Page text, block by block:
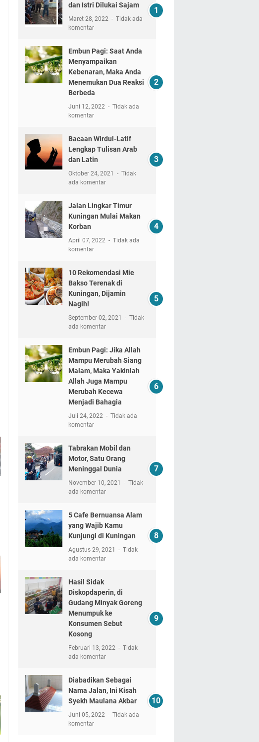
dan Istri Dilukai Sajam
Maret 28, 2022
Tidak ada
komentar
Embun Pagi: Saat Anda
Menyampaikan
Kebenaran, Maka Anda
Menemukan Dua Reaksi
Berbeda
Juni 12, 2022
Tidak ada
komentar
Bacaan Wirdul-Latif
Lengkap Tulisan Arab
dan Latin
Oktober 24, 2021
Tidak
ada komentar
Jalan Lingkar Timur
Kuningan Mulai Makan
Korban
April 07, 2022
Tidak ada
komentar
10 Rekomendasi Mie
Bakso Terenak di
Kuningan, Dijamin
Nagih!
September 02, 2021
Tidak
ada komentar
Embun Pagi: Jika Allah
Mampu Merubah Siang
Malam, Maka Yakinlah
Allah Juga Mampu
Merubah Kecewa
Menjadi Bahagia
Juli 24, 2022
Tidak ada
komentar
Tabrakan Mobil dan
Motor, Satu Orang
Meninggal Dunia
November 10, 2021
Tidak
ada komentar
5 Cafe Bernuansa Alam
yang Wajib Kamu
Kunjungi di Kuningan
Agustus 29, 2021
Tidak
ada komentar
Hasil Sidak
Diskopdaperin, di
Gudang Minyak Goreng
Menumpuk ke
Konsumen Sebut
Kosong
Februari 13, 2022
Tidak
ada komentar
Diabadikan Sebagai
Nama Jalan, Ini Kisah
Syekh Maulana Akbar
Juni 05, 2022
Tidak ada
komentar